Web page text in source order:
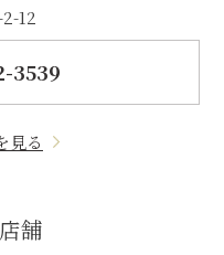
12
3539
見る
舗